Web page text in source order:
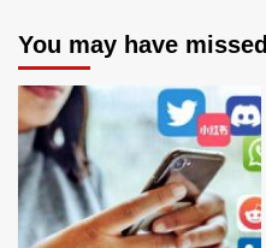
You may have missed